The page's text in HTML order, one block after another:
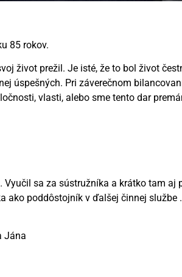
85 rokov.
život prežil. Je isté, že to bol život
úspešných. Pri záverečnom
vlasti, alebo sme tento dar
sa za sústružníka a krátko tam aj
poddôstojník v ďalšej činnej
Jána